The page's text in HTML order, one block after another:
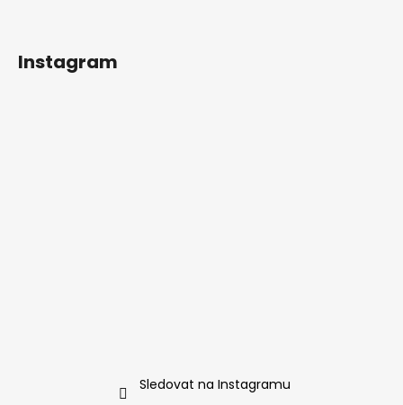
Instagram
Sledovat na Instagramu